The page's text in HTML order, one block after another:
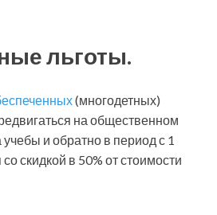
льготы.
(многодетных)
на общественном
и обратно в период с 1
скидкой в 50% от стоимости